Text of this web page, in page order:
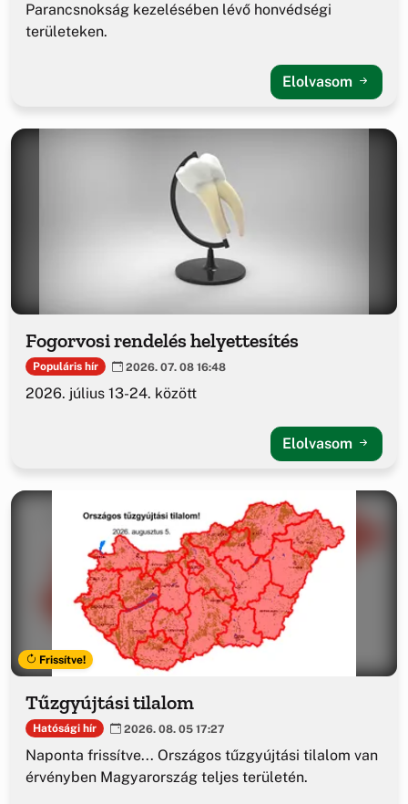
Parancsnokság kezelésében lévő honvédségi
területeken.
Elolvasom
Fogorvosi rendelés helyettesítés
Populáris hír 2026. 07. 08 16:48
2026. július 13-24. között
Elolvasom
Frissítve!
Tűzgyújtási tilalom
Hatósági hír 2026. 08. 05 17:27
Naponta frissítve... Országos tűzgyújtási tilalom van
érvényben Magyarország teljes területén.